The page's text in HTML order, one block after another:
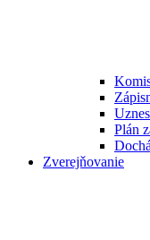
Plán
Zverejňovanie